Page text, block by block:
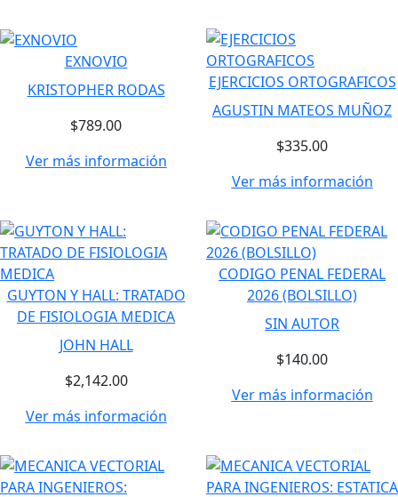
EXNOVIO
KRISTOPHER RODAS
$789.00
Ver más información
EJERCICIOS ORTOGRAFICOS
AGUSTIN MATEOS MUÑOZ
$335.00
Ver más información
GUYTON Y HALL: TRATADO
DE FISIOLOGIA MEDICA
JOHN HALL
$2,142.00
Ver más información
CODIGO PENAL FEDERAL
2026 (BOLSILLO)
SIN AUTOR
$140.00
Ver más información